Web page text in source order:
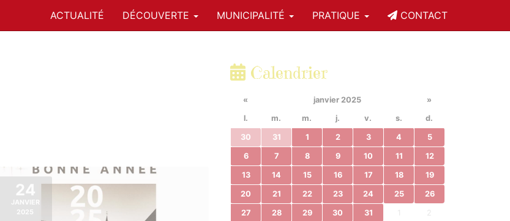
ACTUALITÉ DÉCOUVERTE MUNICIPALITÉ PRATIQUE CONTACT
24
JANVIER
2025
Calendrier
« janvier 2025
»
l.
m. m. j. v. s. d.
30 31 1 2 3 4 5
6 7 8 9 10 11 12
13 14 15 16 17 18 19
20 21 22 23 24 25 26
27 28 29 30 31 1 2